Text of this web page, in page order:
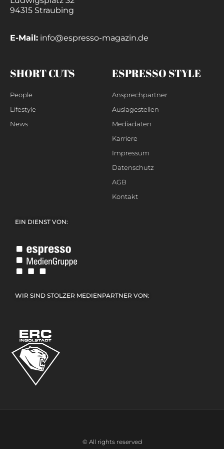
94315 Straubing
E-Mail: info@espresso-magazin.de
SHORT CUTS
People
Lifestyle
News
ESPRESSO STYLE
Ansprechpartner
Auslagestellen
Mediadaten
Karriere
Impressum
Datenschutz
AGB
Kontakt
EIN DIENST VON:
WIR SIND STOLZER MEDIENPARTNER VON:
© All rights reserved